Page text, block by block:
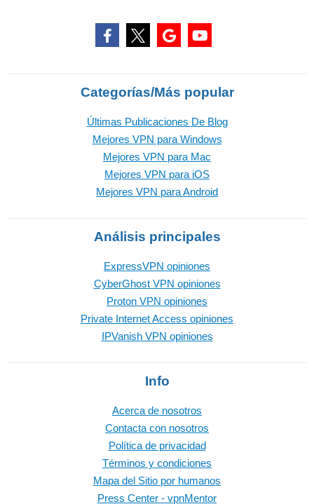
Categorías/Más popular
Últimas Publicaciones De Blog
Mejores VPN para Windows
Mejores VPN para Mac
Mejores VPN para iOS
Mejores VPN para Android
Análisis principales
ExpressVPN opiniones
CyberGhost VPN opiniones
Proton VPN opiniones
Private Internet Access opiniones
IPVanish VPN opiniones
Info
Acerca de nosotros
Contacta con nosotros
Política de privacidad
Términos y condiciones
Mapa del Sitio por humanos
Press Center - vpnMentor